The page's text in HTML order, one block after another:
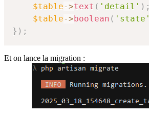
$table->text ( 'detail' ) ;
$table->boolean ( 'state'
} ) ;
Et on lance la migration :